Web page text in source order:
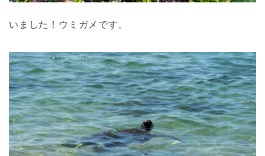
いました！ウミガメです。